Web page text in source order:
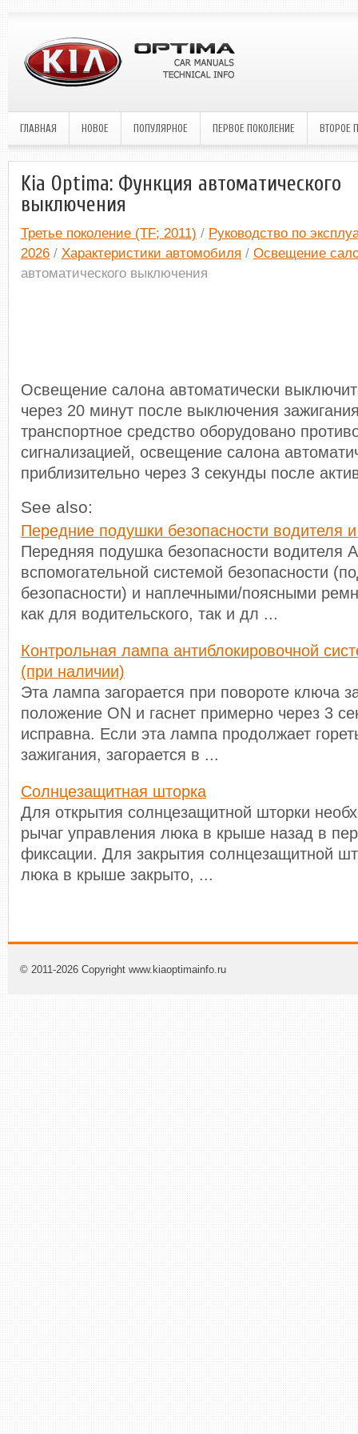
ГЛАВНАЯ НОВОЕ ПОПУЛЯРНОЕ ПЕРВОЕ ПОКОЛЕНИЕ ВТОРОЕ
Kia Optima: Функция автоматического
выключения
Третье поколение (TF; 2011) / Руководство по
2026 / Характеристики автомобиля / Освещение
автоматического выключения
Освещение салона автоматически
через 20 минут после выключения
транспортное средство оборудовано
сигнализацией, освещение салона
приблизительно через 3 секунды после
See also:
Передние подушки безопасности водителя
Передняя подушка безопасности водителя
вспомогательной системой безопасности
безопасности) и наплечными/поясными
как для водительского, так и дл ...
Контрольная лампа антиблокировочной
(при наличии)
Эта лампа загорается при повороте ключа
положение ON и гаснет примерно через 3
исправна. Если эта лампа продолжает
зажигания, загорается в ...
Солнцезащитная шторка
Для открытия солнцезащитной шторки
рычаг управления люка в крыше назад в
фиксации. Для закрытия солнцезащитной
люка в крыше закрыто, ...
© 2011-2026 Copyright www.kiaoptimainfo.ru